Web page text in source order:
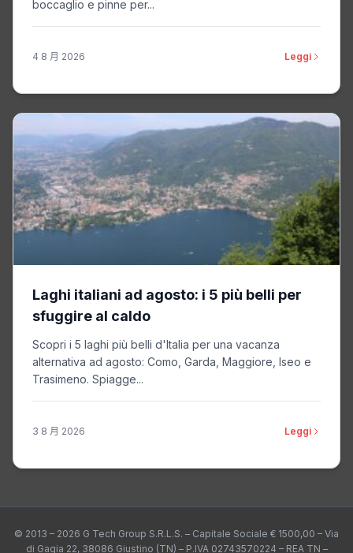
boccaglio e pinne per...
4 8 月 2026 Leggi
Laghi italiani ad agosto: i 5 più belli per
sfuggire al caldo
Scopri i 5 laghi più belli d'Italia per una vacanza
alternativa ad agosto: Como, Garda, Maggiore, Iseo e
Trasimeno. Spiagge...
3 8 月 2026 Leggi
© 2013 – 2026 G Tech Group S.R.L.S. – Capitale Sociale € 1500,00 – Via
di Gagia 22, 38086 Giustino (TN) – P.IVA 02743570224 – REA TN –